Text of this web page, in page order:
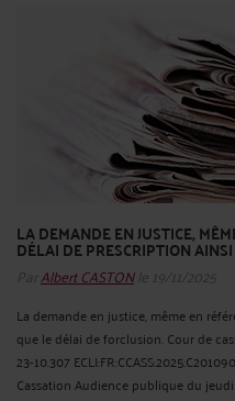
LA DEMANDE EN JUSTICE,
DÉLAI DE PRESCRIPTION
ParAlbert CASTONle 19/11/2025
La demande en justice, même en
que le délai de forclusion. Cour de
23-10.307
Cassation Audience publique du